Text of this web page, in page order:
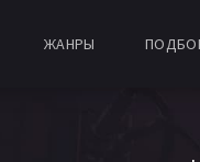
ЖАНРЫ